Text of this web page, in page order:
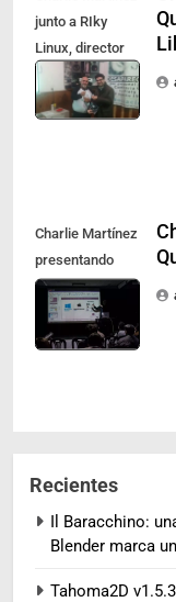
junto a RIky
Linux, director
del Club de
Software Libre.
Charlie Martínez
presentando
Quirinux en
FLISoL 2019
Recientes
Il Baracchino:
Blender marca
Tahoma2D